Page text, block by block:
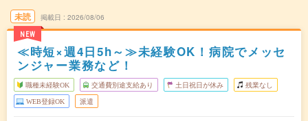
未読
NEW
掲載日 2026/08/06
≪時短×週4日5h～≫未経験OK！病院でメッセ
ンジャー業務など！
職種未経験OK 交通費別途支給あり 土日祝日が休み 残業なし
WEB登録OK 派遣